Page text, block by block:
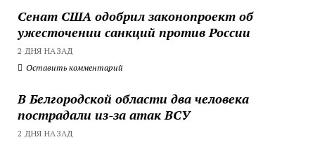
Сенат США одобрил законопроект об
ужесточении санкций против России
2 ДНЯ НАЗАД
Оставить комментарий
В Белгородской области два человека
пострадали из-за атак ВСУ
2 ДНЯ НАЗАД